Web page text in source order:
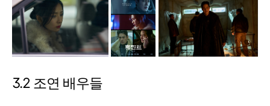
3.2 조연 배우들